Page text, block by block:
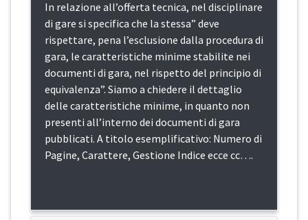
In relazione all’offerta tecnica, nel disciplinare
di gare si specifica che la stessa” deve
rispettare, pena l’esclusione dalla procedura di
gara, le caratteristiche minime stabilite nei
documenti di gara, nel rispetto del principio di
equivalenza”. Siamo a chiedere il dettaglio
delle caratteristiche minime, in quanto non
presenti all’interno dei documenti di gara
pubblicati. A titolo esemplificativo: Numero di
Pagine, Carattere, Gestione Indice ecce cc….